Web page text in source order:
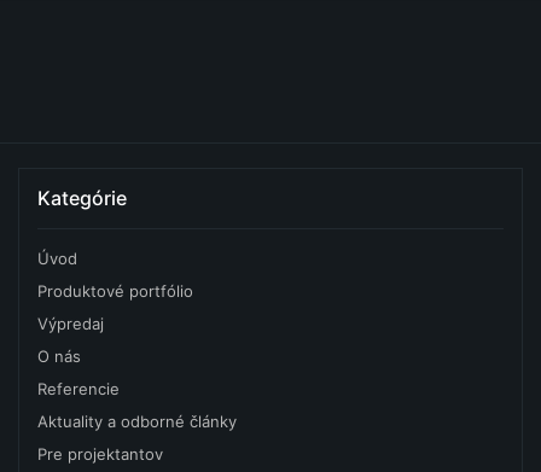
Kategórie
Úvod
Produktové portfólio
Výpredaj
O nás
Referencie
Aktuality a odborné články
Pre projektantov